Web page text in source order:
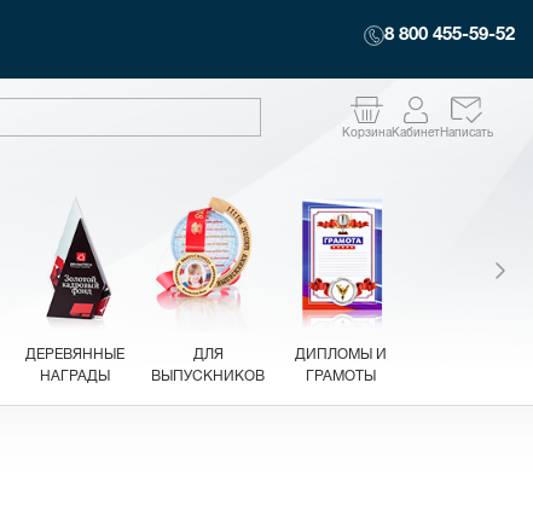
8 800 455-59-52
КорзинаКабинетНаписать
ДЕРЕВЯННЫЕ
НАГРАДЫ
ДЛЯ
ВЫПУСКНИКОВ
ДИПЛОМЫ И
ГРАМОТЫ